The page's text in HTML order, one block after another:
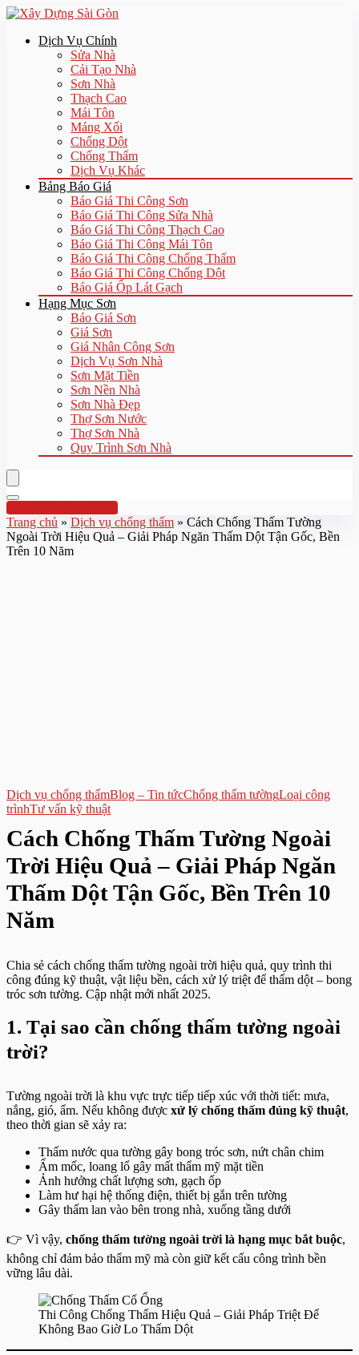
Dịch Vụ Chính
Sửa Nhà
Cải Tạo Nhà
Sơn Nhà
Thạch Cao
Mái Tôn
Máng Xối
Chống Dột
Chống Thấm
Dịch Vụ Khác
Bảng Báo Giá
Báo Giá Thi Công Sơn
Báo Giá Thi Công Sửa Nhà
Báo Giá Thi Công Thạch Cao
Báo Giá Thi Công Mái Tôn
Báo Giá Thi Công Chống Thấm
Báo Giá Thi Công Chống Dột
Báo Giá Ốp Lát Gạch
Hạng Mục Sơn
Báo Giá Sơn
Giá Sơn
Giá Nhân Công Sơn
Dịch Vụ Sơn Nhà
Sơn Mặt Tiền
Sơn Nền Nhà
Sơn Nhà Đẹp
Thợ Sơn Nước
Thợ Sơn Nhà
Quy Trình Sơn Nhà
Hotline:0961 894 472
Trang chủ » Dịch vụ chống thấm » Cách Chống Thấm Tường
Ngoài Trời Hiệu Quả – Giải Pháp Ngăn Thấm Dột Tận Gốc, Bền
Trên 10 Năm
Dịch vụ chống thấmBlog – Tin tứcChống thấm tườngLoại công
trìnhTư vấn kỹ thuật
Cách Chống Thấm Tường Ngoài
Trời Hiệu Quả – Giải Pháp Ngăn
Thấm Dột Tận Gốc, Bền Trên 10
Năm
Chia sẻ cách chống thấm tường ngoài trời hiệu quả, quy trình thi
công đúng kỹ thuật, vật liệu bền, cách xử lý triệt để thấm dột – bong
tróc sơn tường. Cập nhật mới nhất 2025.
1. Tại sao cần chống thấm tường ngoài
trời?
Tường ngoài trời là khu vực trực tiếp tiếp xúc với thời tiết: mưa,
nắng, gió, ẩm. Nếu không được xử lý chống thấm đúng kỹ thuật,
theo thời gian sẽ xảy ra:
Thấm nước qua tường gây bong tróc sơn, nứt chân chim
Ẩm mốc, loang lổ gây mất thẩm mỹ mặt tiền
Ảnh hưởng chất lượng sơn, gạch ốp
Làm hư hại hệ thống điện, thiết bị gắn trên tường
Gây thấm lan vào bên trong nhà, xuống tầng dưới
👉 Vì vậy, chống thấm tường ngoài trời là hạng mục bắt buộc,
không chỉ đảm bảo thẩm mỹ mà còn giữ kết cấu công trình bền
vững lâu dài.
Thi Công Chống Thấm Hiệu Quả – Giải Pháp Triệt Để
Không Bao Giờ Lo Thấm Dột